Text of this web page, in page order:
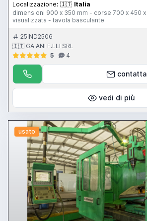
Localizzazione: 🇮🇹 Italia
dimensioni 900 x 350 mm - corse 700 x 450
visualizzata - tavola basculante
25IND2506
🇮🇹 GAIANI F.LLI SRL
5
4
contatta
vedi di più
usato